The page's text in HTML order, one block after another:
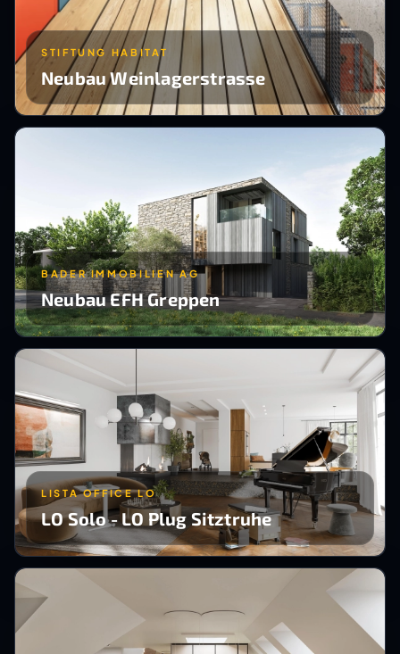
STIFTUNG HABITAT
Neubau Weinlagerstrasse
BADER IMMOBILIEN AG
Neubau EFH Greppen
LISTA OFFICE LO
LO Solo - LO Plug Sitztruhe